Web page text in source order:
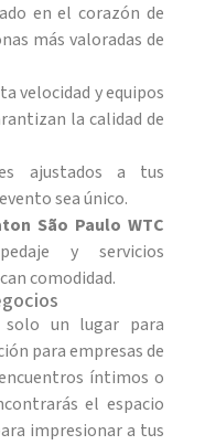
en el corazón de
más valoradas de
velocidad y equipos
la calidad de
ajustados a tus
sea único.
São Paulo WTC
y servicios
comodidad.
un lugar para
para empresas de
íntimos o
el espacio
impresionar a tus